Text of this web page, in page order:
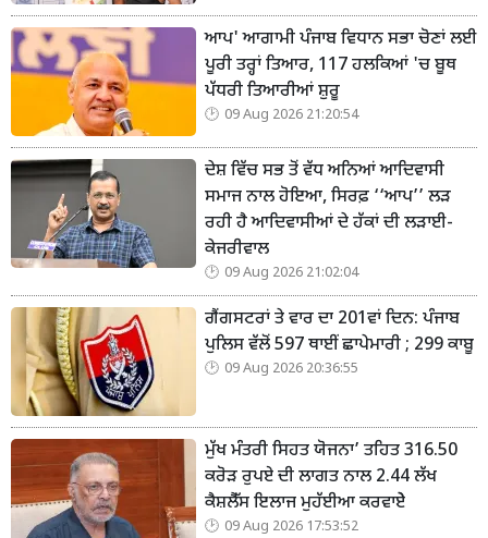
ਆਪ' ਆਗਾਮੀ ਪੰਜਾਬ ਵਿਧਾਨ ਸਭਾ ਚੋਣਾਂ ਲਈ
ਪੂਰੀ ਤਰ੍ਹਾਂ ਤਿਆਰ, 117 ਹਲਕਿਆਂ 'ਚ ਬੂਥ
ਪੱਧਰੀ ਤਿਆਰੀਆਂ ਸ਼ੁਰੂ
09 Aug 2026 21:20:54
ਦੇਸ਼ ਵਿੱਚ ਸਭ ਤੋਂ ਵੱਧ ਅਨਿਆਂ ਆਦਿਵਾਸੀ
ਸਮਾਜ ਨਾਲ ਹੋਇਆ, ਸਿਰਫ਼ ‘‘ਆਪ’’ ਲੜ
ਰਹੀ ਹੈ ਆਦਿਵਾਸੀਆਂ ਦੇ ਹੱਕਾਂ ਦੀ ਲੜਾਈ-
ਕੇਜਰੀਵਾਲ
09 Aug 2026 21:02:04
ਗੈਂਗਸਟਰਾਂ ਤੇ ਵਾਰ ਦਾ 201ਵਾਂ ਦਿਨ: ਪੰਜਾਬ
ਪੁਲਿਸ ਵੱਲੋਂ 597 ਥਾਈਂ ਛਾਪੇਮਾਰੀ ; 299 ਕਾਬੂ
09 Aug 2026 20:36:55
ਮੁੱਖ ਮੰਤਰੀ ਸਿਹਤ ਯੋਜਨਾ’ ਤਹਿਤ 316.50
ਕਰੋੜ ਰੁਪਏ ਦੀ ਲਾਗਤ ਨਾਲ 2.44 ਲੱਖ
ਕੈਸ਼ਲੈੱਸ ਇਲਾਜ ਮੁਹੱਈਆ ਕਰਵਾਏੇ
09 Aug 2026 17:53:52